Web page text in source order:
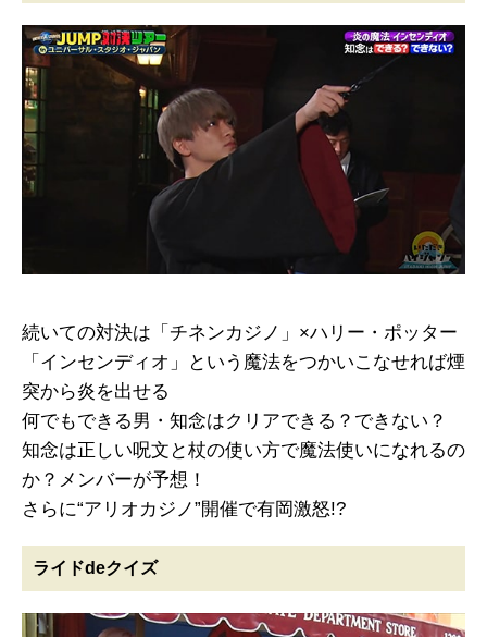
続いての対決は「チネンカジノ」×ハリー・ポッター
「インセンディオ」という魔法をつかいこなせれば煙
突から炎を出せる
何でもできる男・知念はクリアできる？できない？
知念は正しい呪文と杖の使い方で魔法使いになれるの
か？メンバーが予想！
さらに“アリオカジノ”開催で有岡激怒!?
ライドdeクイズ